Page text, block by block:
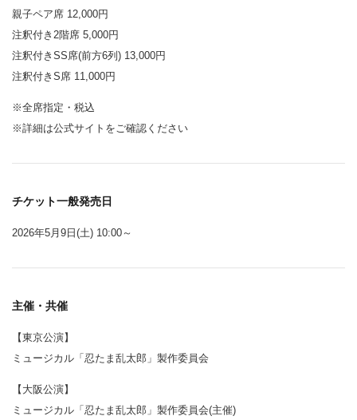
親子ペア席 12,000円
注釈付き2階席 5,000円
注釈付きSS席(前方6列) 13,000円
注釈付きS席 11,000円
※全席指定・税込
※詳細は公式サイトをご確認ください
チケット一般発売日
2026年5月9日(土) 10:00～
主催・共催
【東京公演】
ミュージカル「忍たま乱太郎」製作委員会
【大阪公演】
ミュージカル「忍たま乱太郎」製作委員会(主催)